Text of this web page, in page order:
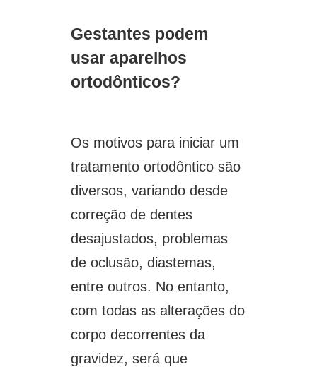
Gestantes podem
usar aparelhos
ortodônticos?
Os motivos para iniciar um
tratamento ortodôntico são
diversos, variando desde
correção de dentes
desajustados, problemas
de oclusão, diastemas,
entre outros. No entanto,
com todas as alterações do
corpo decorrentes da
gravidez, será que